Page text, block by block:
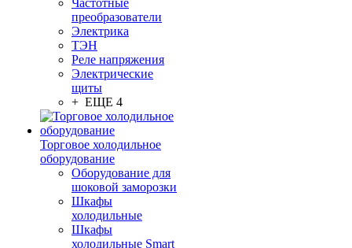
Частотные
преобразователи
Электрика
ТЭН
Реле напряжения
Электрические
щиты
+ ЕЩЕ 4
Торговое холодильное
оборудование
Оборудование для
шоковой заморозки
Шкафы
холодильные
Шкафы
холодильные Smart